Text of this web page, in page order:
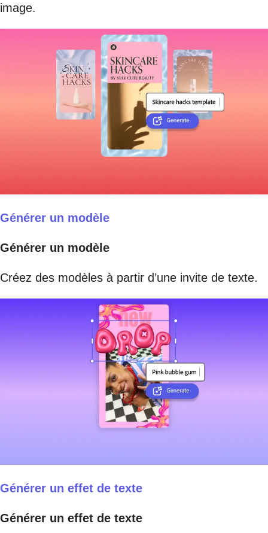
image.
Générer un modèle
Générer un modèle
Créez des modèles à partir d’une invite de texte.
Générer un effet de texte
Générer un effet de texte